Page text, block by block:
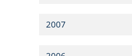
2007